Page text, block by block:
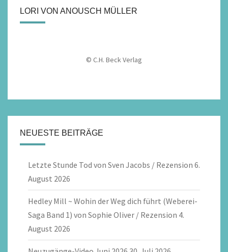
LORI VON ANOUSCH MÜLLER
© C.H. Beck Verlag
NEUESTE BEITRÄGE
Letzte Stunde Tod von Sven Jacobs / Rezension 6.
August 2026
Hedley Mill ~ Wohin der Weg dich führt (Weberei-
Saga Band 1) von Sophie Oliver / Rezension 4.
August 2026